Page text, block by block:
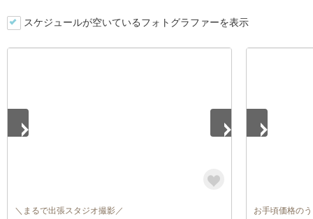
スケジュールが空いているフォトグラファーを表示
＼まるで出張スタジオ撮影／ お手頃価格の